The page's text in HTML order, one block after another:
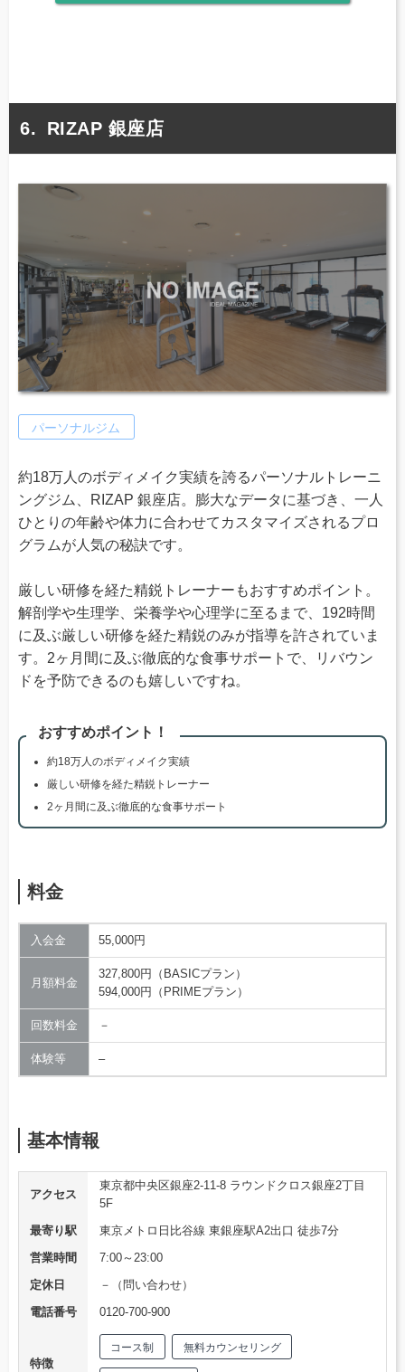
RIZAP 銀座店
パーソナルジム
約18万人のボディメイク実績を誇るパーソナルトレーニ
ングジム、RIZAP 銀座店。膨大なデータに基づき、一人
ひとりの年齢や体力に合わせてカスタマイズされるプロ
グラムが人気の秘訣です。
厳しい研修を経た精鋭トレーナーもおすすめポイント。
解剖学や生理学、栄養学や心理学に至るまで、192時間
に及ぶ厳しい研修を経た精鋭のみが指導を許されていま
す。2ヶ月間に及ぶ徹底的な食事サポートで、リバウン
ドを予防できるのも嬉しいですね。
おすすめポイント！
約18万人のボディメイク実績
厳しい研修を経た精鋭トレーナー
2ヶ月間に及ぶ徹底的な食事サポート
料金
入会金 55,000円
月額料金
327,800円（BASICプラン）
594,000円（PRIMEプラン）
回数料金 －
体験等 –
基本情報
アクセス
東京都中央区銀座2-11-8 ラウンドクロス銀座2丁目
5F
最寄り駅
東京メトロ日比谷線 東銀座駅A2出口 徒歩7分
営業時間
7:00～23:00
定休日
－（問い合わせ）
電話番号
0120-700-900
特徴
コース制 無料カウンセリング